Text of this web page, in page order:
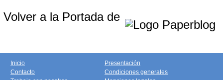
Volver a la Portada de
Inicio
Contacto
Presentación
Condiciones generales